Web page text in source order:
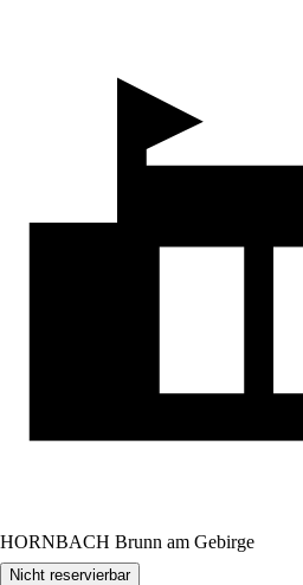
HORNBACH Brunn am Gebirge
Nicht reservierbar